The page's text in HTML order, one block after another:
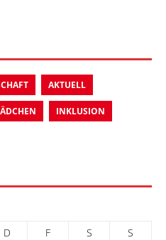
AKTUELL
INKLUSION
D F S S